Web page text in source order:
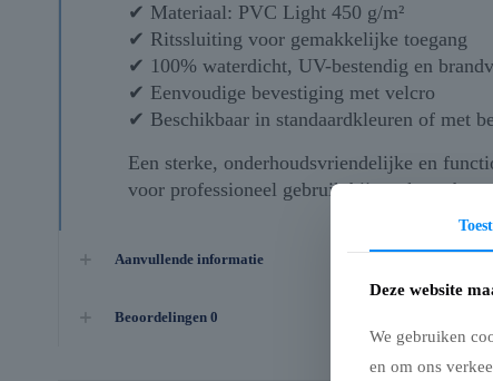
✔ Materiaal: PVC Light 450 g/m²
✔ Ritssluiting voor gemakkelijke toegang
✔ 100% waterdicht, UV-bestendig en
✔ Eenvoudige bevestiging met velcro
✔ Beschikbaar in standaardkleuren of met
Een sterke, onderhoudsvriendelijke en
voor professioneel gebruik bij markten,
Aanvullende informatie
Beoordelingen 0
Deze website
We gebruiken
en om ons